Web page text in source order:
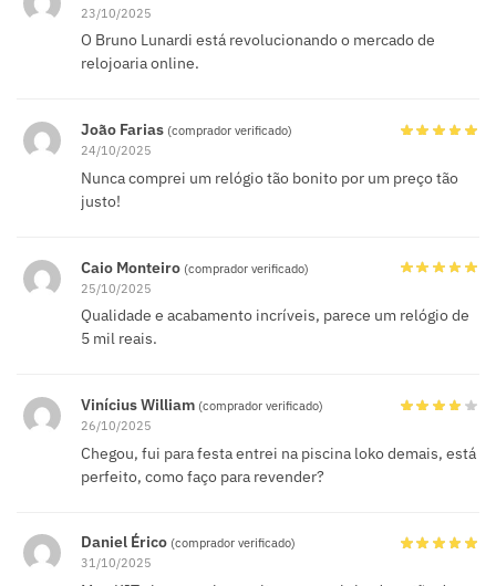
23/10/2025
O Bruno Lunardi está revolucionando o mercado de
relojoaria online.
João Farias (comprador verificado)
24/10/2025
Nunca comprei um relógio tão bonito por um preço tão
justo!
Caio Monteiro (comprador verificado)
25/10/2025
Qualidade e acabamento incríveis, parece um relógio de
5 mil reais.
Vinícius William (comprador verificado)
26/10/2025
Chegou, fui para festa entrei na piscina loko demais, está
perfeito, como faço para revender?
Daniel Érico (comprador verificado)
31/10/2025